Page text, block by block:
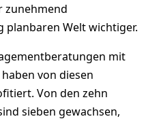
zunehmend
Welt wichtiger.
mit
von diesen
Von den zehn
sieben gewachsen,